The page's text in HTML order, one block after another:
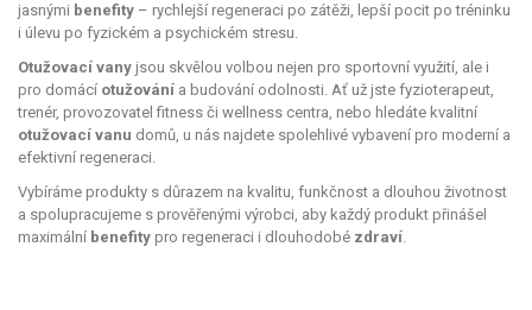
jasnými benefity – rychlejší regeneraci po zátěži, lepší pocit po tréninku
i úlevu po fyzickém a psychickém stresu.
Otužovací vany jsou skvělou volbou nejen pro sportovní využití, ale i
pro domácí otužování a budování odolnosti. Ať už jste fyzioterapeut,
trenér, provozovatel fitness či wellness centra, nebo hledáte kvalitní
otužovací vanu domů, u nás najdete spolehlivé vybavení pro moderní a
efektivní regeneraci.
Vybíráme produkty s důrazem na kvalitu, funkčnost a dlouhou životnost
a spolupracujeme s prověřenými výrobci, aby každý produkt přinášel
maximální benefity pro regeneraci i dlouhodobé zdraví.